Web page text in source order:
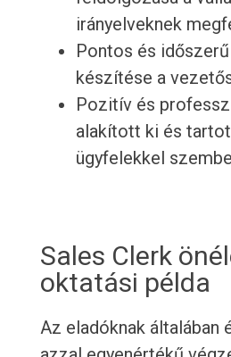
irányelveknek
Pontos és
készítése a
Pozitív és
alakított ki és
ügyfelekkel
Sales Clerk
oktatási példa
Az eladóknak általában